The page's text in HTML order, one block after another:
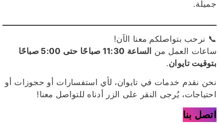
جميلة.
📞 نرحب بتواصلكم معنا الآن!
ساعات العمل من
الساعة 11:30 صباحًا حتى 5:00 صباحًا
بتوقيت تايوان.
نحن نقدم خدمات في تايوان، لأي استفسارات أو حجوزات أو
احتياجات، يُرجى النقر على الزر أدناه للتواصل معنا!
اتصل بنا